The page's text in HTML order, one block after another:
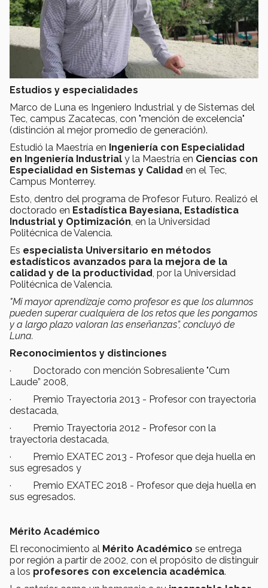
Estudios y especialidades
Marco de Luna es Ingeniero Industrial y de Sistemas del
Tec, campus Zacatecas, con "mención de excelencia"
(distinción al mejor promedio de generación).
Estudió la Maestría en Ingeniería con Especialidad
en Ingeniería Industrial y la Maestría en Ciencias con
Especialidad en Sistemas y Calidad en el Tec,
Campus Monterrey.
Esto, dentro del programa de Profesor Futuro. Realizó el
doctorado en Estadística Bayesiana, Estadística
Industrial y Optimización, en la Universidad
Politécnica de Valencia.
Es especialista Universitario en métodos
estadísticos avanzados para la mejora de la
calidad y de la productividad, por la Universidad
Politécnica de Valencia.
"Mi mayor aprendizaje como profesor es que los alumnos
pueden superar cualquiera de los retos que les pongamos
y a largo plazo valoran las enseñanzas”, concluyó de
Luna.
Reconocimientos y distinciones
· Doctorado con mención Sobresaliente "Cum
Laude” 2008,
· Premio Trayectoria 2013 - Profesor con trayectoria
destacada,
· Premio Trayectoria 2012 - Profesor con la
trayectoria destacada,
· Premio EXATEC 2013 - Profesor que deja huella en
sus egresados y
· Premio EXATEC 2018 - Profesor que deja huella en
sus egresados.
Mérito Académico
El reconocimiento al Mérito Académico se entrega
por región a partir de 2002, con el propósito de distinguir
a los profesores con excelencia académica.